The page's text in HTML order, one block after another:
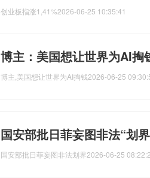
创业板指涨1,41%2026-06-25 10:35:41
博主：美国想让世界为AI掏
博主,美国想让世界为AI掏钱2026-06-25
国安部批日菲妄图非法“划
国安部批日菲妄图非法划界2026-06-25